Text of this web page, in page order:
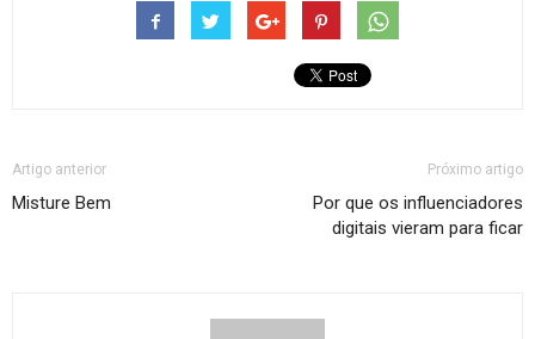
Artigo anterior
Misture Bem
Próximo artigo
Por que os influenciadores
digitais vieram para ficar